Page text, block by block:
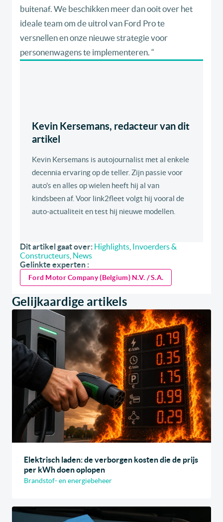
buitenaf. We beschikken meer dan ooit over het
ideale team om de uitrol van Ford Pro te
versnellen en onze nieuwe strategie voor
personenwagens te implementeren. “
Kevin Kersemans, redacteur van dit
artikel
Kevin Kersemans is autojournalist met al enkele
decennia ervaring op de teller. Zijn passie voor
auto's en alles op wielen heeft hij al van
kindsbeen af. Voor link2fleet volgt hij vooral de
auto-actualiteit en test hij nieuwe modellen.
Dit artikel gaat over: Highlights
Invoerders &
Constructeurs News
Gelinkte experten :
Ford Motor Company (Belgium) N.V. / S.A.
Gelijkaardige artikels
Elektrisch laden: de verborgen kosten die de prijs
per kWh doen oplopen
Brandstof- en energiebeheer